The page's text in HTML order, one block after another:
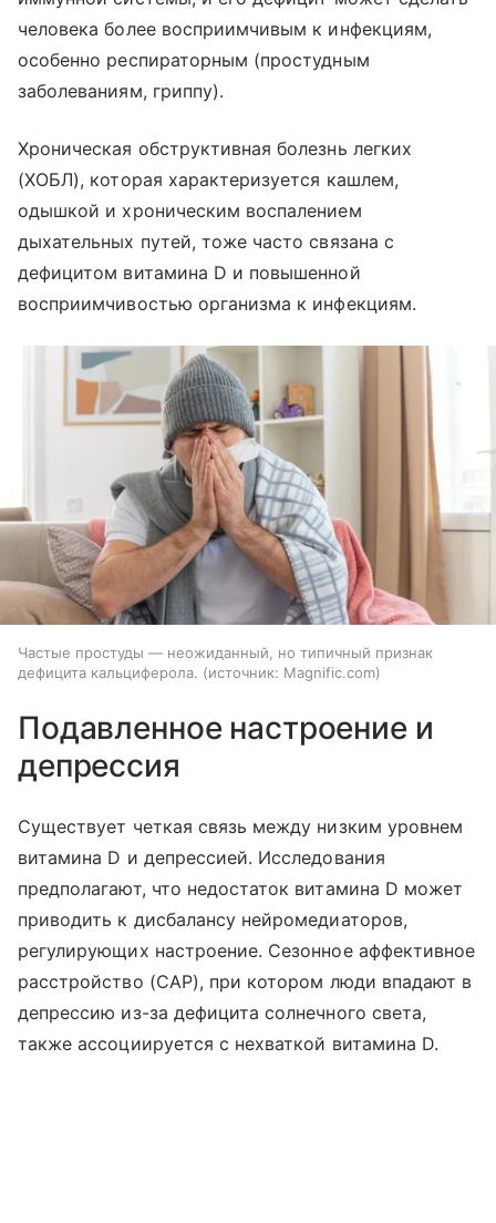
человека более восприимчивым к инфекциям,
особенно респираторным (простудным
заболеваниям, гриппу).
Хроническая обструктивная болезнь легких
(ХОБЛ), которая характеризуется кашлем,
одышкой и хроническим воспалением
дыхательных путей, тоже часто связана с
дефицитом витамина D и повышенной
восприимчивостью организма к инфекциям.
Частые простуды — неожиданный, но типичный признак
дефицита кальциферола.
источник: Magnific.com
Подавленное настроение и
депрессия
Существует четкая связь между низким уровнем
витамина D и депрессией. Исследования
предполагают, что недостаток витамина D может
приводить к дисбалансу нейромедиаторов,
регулирующих настроение. Сезонное аффективное
расстройство (САР), при котором люди впадают в
депрессию из-за дефицита солнечного света,
также ассоциируется с нехваткой витамина D.